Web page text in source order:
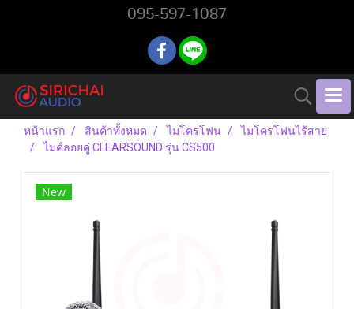
095-597-1087
หน้าแรก สินค้าทั้งหมด ไมโครโฟน
ไมโครโฟนไร้สาย
ไมค์ลอยคู่ CLEARSOUND รุ่น CS500
New